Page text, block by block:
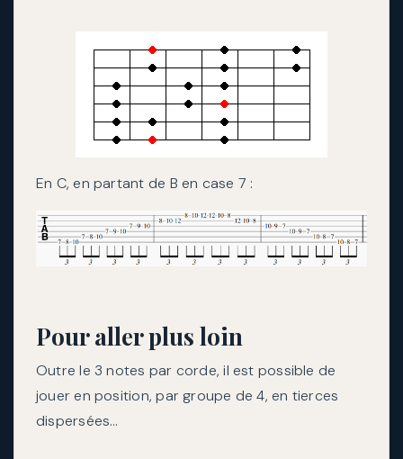
En C, en partant de B en case 7 :
Pour aller plus loin
Outre le 3 notes par corde, il est possible de
jouer en position, par groupe de 4, en tierces
dispersées…